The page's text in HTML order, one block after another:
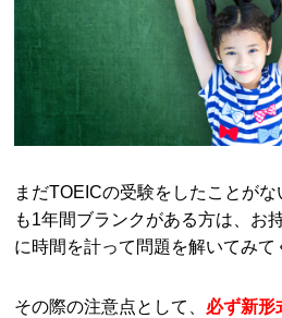
まだTOEICの受験をしたことが
も1年間ブランクがある方は、お
に時間を計って問題を解いてみて
その際の注意点として、 必ず新形